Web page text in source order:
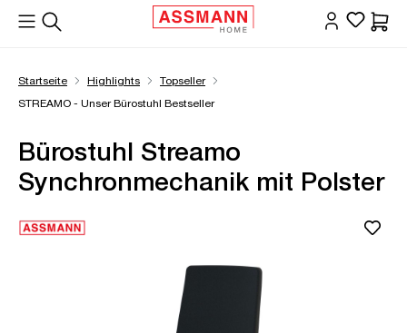
springen
Startseite Highlights
Topseller
STREAMO - Unser Bürostuhl Bestseller
Bürostuhl Streamo
Synchronmechanik mit Polster